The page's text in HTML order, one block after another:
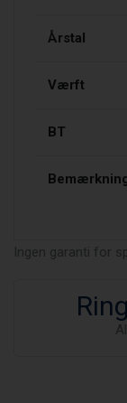
Årstal
Værft
BT
Ingen garanti for